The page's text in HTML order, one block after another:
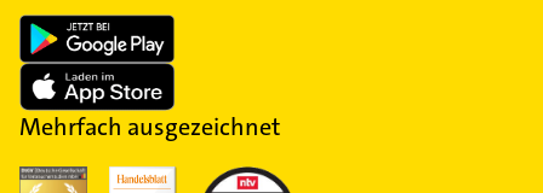
Mehrfach ausgezeichnet